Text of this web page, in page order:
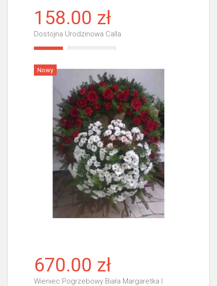
158.00 zł
Dostojna Urodzinowa Calla
Nowy
670.00 zł
Wieniec Pogrzebowy Biała Margaretka I